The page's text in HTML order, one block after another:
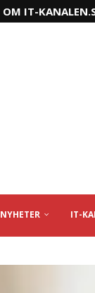
OM IT-
NYHETER IT-